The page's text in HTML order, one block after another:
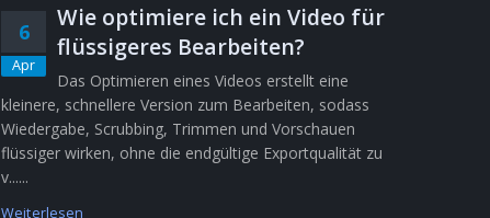
6
Apr
Wie optimiere ich ein Video für
flüssigeres Bearbeiten?
Das Optimieren eines Videos erstellt eine
kleinere, schnellere Version zum Bearbeiten, sodass
Wiedergabe, Scrubbing, Trimmen und Vorschauen
flüssiger wirken, ohne die endgültige Exportqualität zu
v......
Weiterlesen